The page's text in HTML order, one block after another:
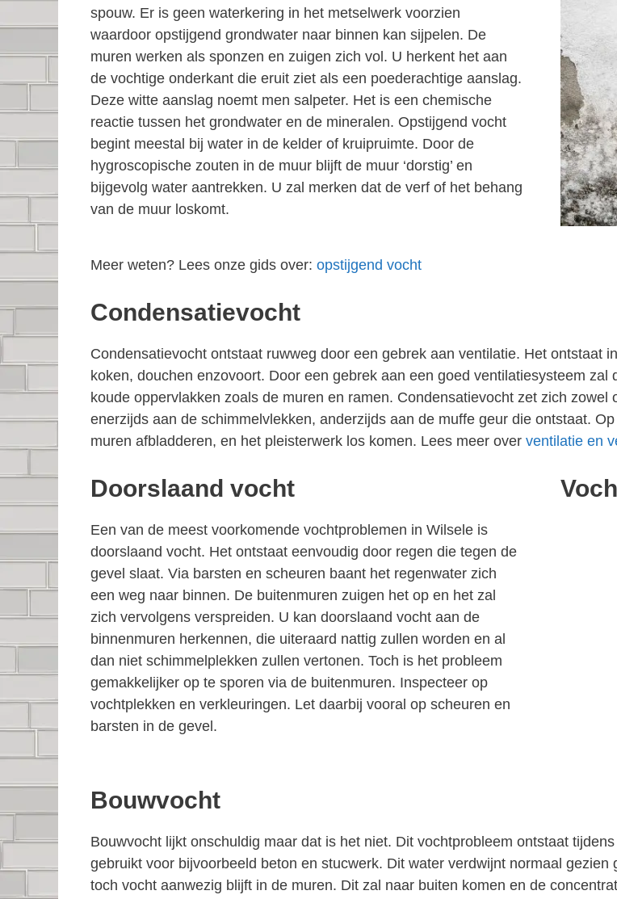
spouw. Er is geen waterkering in het metselwerk voorzien
waardoor opstijgend grondwater naar binnen kan sijpelen. De
muren werken als sponzen en zuigen zich vol. U herkent het aan
de vochtige onderkant die eruit ziet als een poederachtige aanslag.
Deze witte aanslag noemt men salpeter. Het is een chemische
reactie tussen het grondwater en de mineralen. Opstijgend vocht
begint meestal bij water in de kelder of kruipruimte. Door de
hygroscopische zouten in de muur blijft de muur ‘dorstig’ en
bijgevolg water aantrekken. U zal merken dat de verf of het behang
van de muur loskomt.
Meer weten? Lees onze gids over: opstijgend vocht
Condensatievocht
Condensatievocht ontstaat ruwweg door een gebrek aan ventilatie. Het ontstaat
koken, douchen enzovoort. Door een gebrek aan een goed ventilatiesysteem
koude oppervlakken zoals de muren en ramen. Condensatievocht zet zich
enerzijds aan de schimmelvlekken, anderzijds aan de muffe geur die ontstaat.
muren afbladderen, en het pleisterwerk los komen. Lees meer over ventilatie en
Doorslaand vocht
Een van de meest voorkomende vochtproblemen in Wilsele is
doorslaand vocht. Het ontstaat eenvoudig door regen die tegen de
gevel slaat. Via barsten en scheuren baant het regenwater zich
een weg naar binnen. De buitenmuren zuigen het op en het zal
zich vervolgens verspreiden. U kan doorslaand vocht aan de
binnenmuren herkennen, die uiteraard nattig zullen worden en al
dan niet schimmelplekken zullen vertonen. Toch is het probleem
gemakkelijker op te sporen via de buitenmuren. Inspecteer op
vochtplekken en verkleuringen. Let daarbij vooral op scheuren en
barsten in de gevel.
Bouwvocht
Bouwvocht lijkt onschuldig maar dat is het niet. Dit vochtprobleem ontstaat
gebruikt voor bijvoorbeeld beton en stucwerk. Dit water verdwijnt normaal
toch vocht aanwezig blijft in de muren. Dit zal naar buiten komen en de